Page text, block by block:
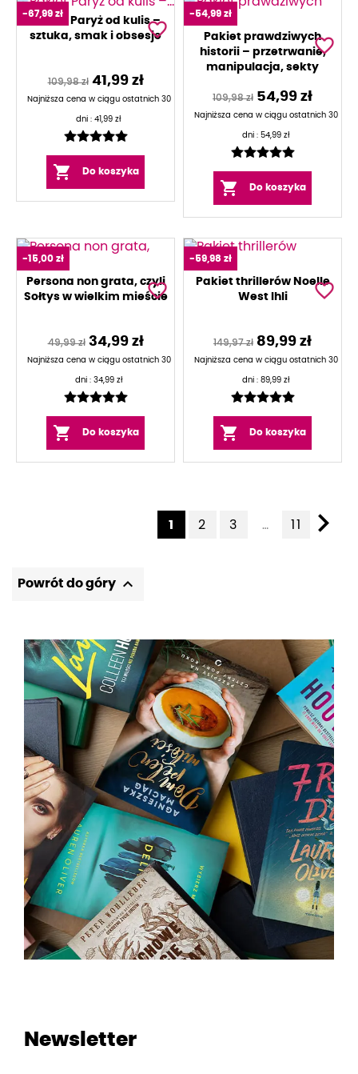
Pakiet Paryż od kulis –
sztuka, smak i obsesje
109,98 zł 41,99 zł
Najniższa cena w ciągu ostatnich 30
dni : 41,99 zł
-67,99 zł
 Do koszyka
favorite_border
Pakiet prawdziwych
historii – przetrwanie,
manipulacja, sekty
109,98 zł 54,99 zł
Najniższa cena w ciągu ostatnich 30
dni : 54,99 zł
-54,99 zł
 Do koszyka
favorite_border
Persona non grata, czyli
Sołtys w wielkim mieście
49,99 zł 34,99 zł
Najniższa cena w ciągu ostatnich 30
dni : 34,99 zł
-15,00 zł
 Do koszyka
favorite_border
Pakiet thrillerów Noelle
West Ihli
149,97 zł 89,99 zł
Najniższa cena w ciągu ostatnich 30
dni : 89,99 zł
-59,98 zł
 Do koszyka
favorite_border
1 2 3 … 11 
Powrót do góry 
Newsletter
Akceptuję warunki zawarte w
wyrażam zgodę na przetwarzanie moich danych
osobowych przez Wydawnictwo Otwarte w celu
przedstawienia oferty.